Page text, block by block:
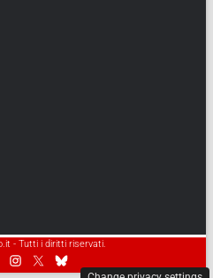
- Tutti i diritti riservati.